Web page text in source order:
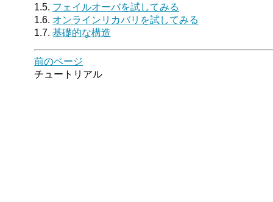
1.5. フェイルオーバを試してみる
1.6. オンラインリカバリを試してみる
1.7.基礎的な構造
前のページ
チュートリアル